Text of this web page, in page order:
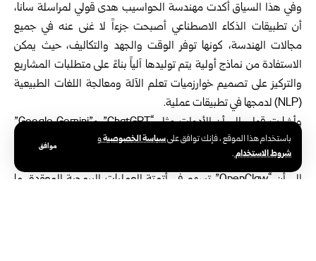
باستخدام هذا الموقع ، فإنك توافق علىسياسة الخصوصيةو
شروط الاستخدام.
موافق
وفي هذا السياق أكدت مهندسة الحواسيب هدى قولي لمراسلة سانا،
أن تطبيقات الذكاء الاصطناعي أصبحت جزءاً لا غنى عنه في جميع
مجالات الهندسة، كونها توفر الوقت والجهد والتكاليف، حيث يمكن
الاستفادة من نماذج أولية يتم توليدها آلياً بناءً على متطلبات المشاريع
والتركيز على تصميم خوارزميات تعلم الآلة ومعالجة اللغات الطبيعية
(NLP) لدمجها في تطبيقات عملية.
وأشارت قولي إلى أن الأدوات مثل “ChatGPT” و”Google Gemini”
تساعد المبرمجين والمصممين في تصحيح الأخطاء البرمجية، وكتابة
الشيفرات، وتحويل الأفكار إلى شيفرات عملية تعمل بكفاءة عالية، لافتة
إلى أن “OpenClaw” تسهم في أتمتة العمليات البرمجية المعقدة، ما